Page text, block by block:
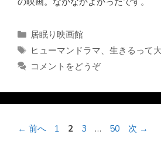
カ
テ
リ
居眠り映画館
タ
グ
ヒューマンドラマ、 生きるって
コメントをどうぞ
← 前へ
ペ
1
ペ
2
ペ
3 …
ペ
50 次 →